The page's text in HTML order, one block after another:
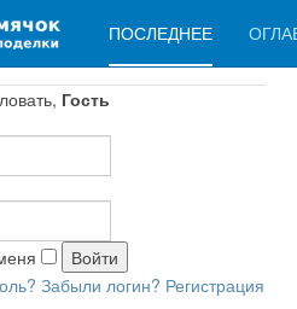
ПОСЛЕДНЕЕ
Гость
Забыли логин? Регистрация